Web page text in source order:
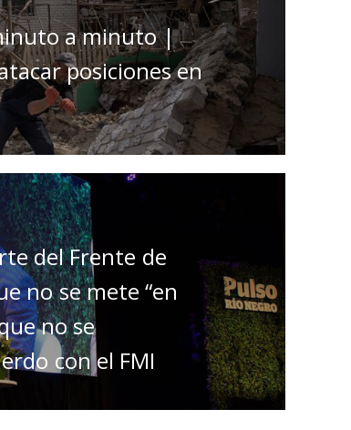
a minuto |
posiciones en
del Frente de
no se mete “en
no se
con el FMI